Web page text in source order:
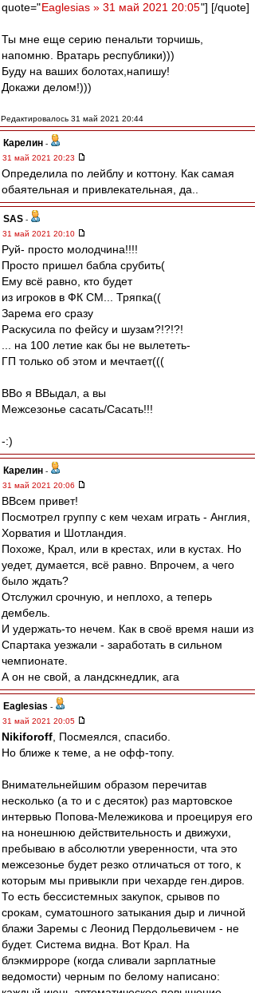
quote="Eaglesias » 31 май 2021 20:05"] [/quote]
Ты мне еще серию пенальти торчишь,
напомню. Вратарь республики)))
Буду на ваших болотах,напишу!
Докажи делом!)))
Редактировалось 31 май 2021 20:44
Карелин -
31 май 2021 20:23
Определила по лейблу и коттону. Как самая
обаятельная и привлекательная, да..
SAS -
31 май 2021 20:10
Руй- просто молодчина!!!!
Просто пришел бабла срубить(
Ему всё равно, кто будет
из игроков в ФК СМ... Тряпка((
Зарема его сразу
Раскусила по фейсу и шузам?!?!?!
... на 100 летие как бы не вылететь-
ГП только об этом и мечтает(((
ВВо я ВВыдал, а вы
Межсезонье сасать/Сасать!!!
-:)
Карелин -
31 май 2021 20:06
ВВсем привет!
Посмотрел группу с кем чехам играть - Англия,
Хорватия и Шотландия.
Похоже, Крал, или в крестах, или в кустах. Но
уедет, думается, всё равно. Впрочем, а чего
было ждать?
Отслужил срочную, и неплохо, а теперь
дембель.
И удержать-то нечем. Как в своё время наши из
Спартака уезжали - заработать в сильном
чемпионате.
А он не свой, а ландскнедлик, ага
Eaglesias -
31 май 2021 20:05
Nikiforoff , Посмеялся, спасибо.
Но ближе к теме, а не офф-топу.
Внимательнейшим образом перечитав
несколько (а то и с десяток) раз мартовское
интервью Попова-Мележикова и проецируя его
на нонешнюю действительность и движухи,
пребываю в абсолютли уверенности, чта это
межсезонье будет резко отличаться от того, к
которым мы привыкли при чехарде ген.диров.
То есть бессистемных закупок, срывов по
срокам, суматошного затыкания дыр и личной
блажи Заремы с Леонид Пердольевичем - не
будет. Система видна. Вот Крал. На
блэкмирроре (когда сливали зарплатные
ведомости) черным по белому написано: